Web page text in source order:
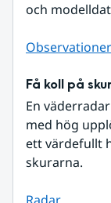
och
Få koll på
En
med hög
ett värdefullt
skurarna.